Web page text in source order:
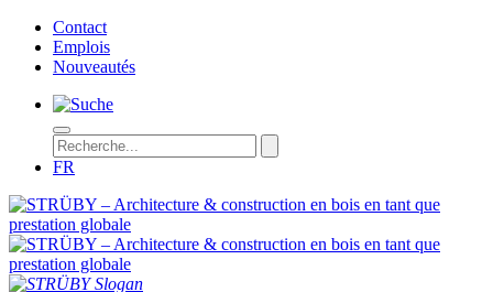
Contact
Emplois
Nouveautés
FR
STRÜBY – Architecture & construction en bois en tant que